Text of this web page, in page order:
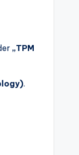
„TPM
.